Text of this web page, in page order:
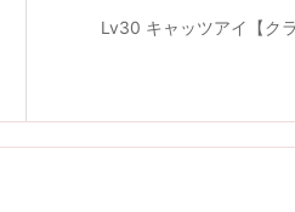
Lv30 キャッツアイ【ク